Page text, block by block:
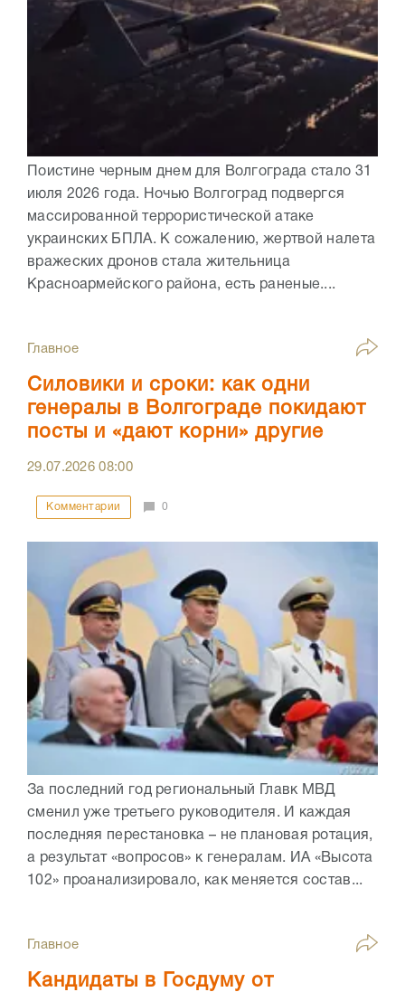
Поистине черным днем для Волгограда стало 31
июля 2026 года. Ночью Волгоград подвергся
массированной террористической атаке
украинских БПЛА. К сожалению, жертвой налета
вражеских дронов стала жительница
Красноармейского района, есть раненые....
Главное
Силовики и сроки: как одни
генералы в Волгограде покидают
посты и «дают корни» другие
29.07.202608:00
Комментарии 0
За последний год региональный Главк МВД
сменил уже третьего руководителя. И каждая
последняя перестановка – не плановая ротация,
а результат «вопросов» к генералам. ИА «Высота
102» проанализировало, как меняется состав...
Главное
Кандидаты в Госдуму от